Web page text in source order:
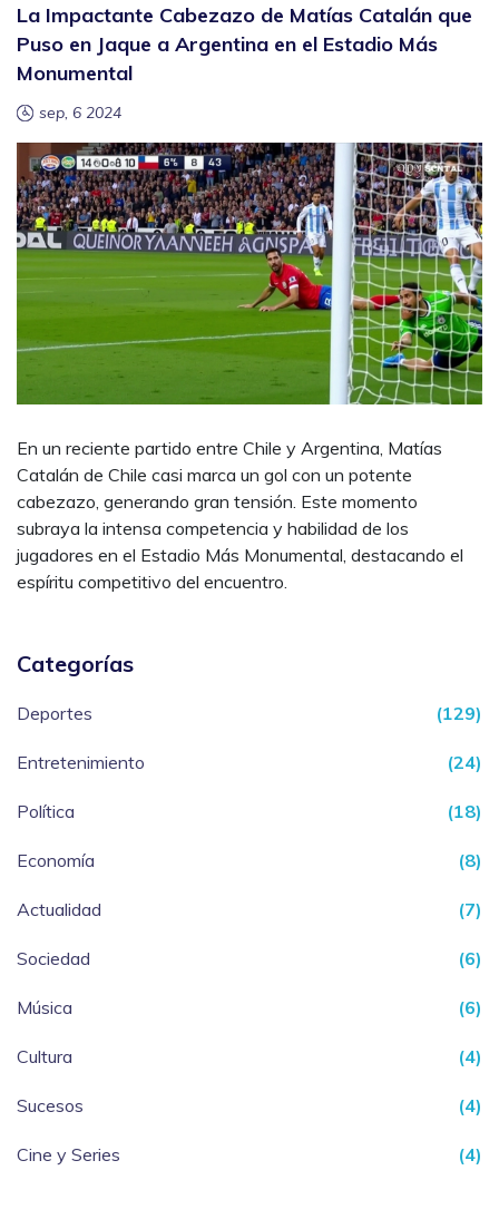
La Impactante Cabezazo de Matías Catalán que
Puso en Jaque a Argentina en el Estadio Más
Monumental
sep, 6 2024
En un reciente partido entre Chile y Argentina, Matías
Catalán de Chile casi marca un gol con un potente
cabezazo, generando gran tensión. Este momento
subraya la intensa competencia y habilidad de los
jugadores en el Estadio Más Monumental, destacando el
espíritu competitivo del encuentro.
Categorías
Deportes (129)
Entretenimiento (24)
Política (18)
Economía (8)
Actualidad (7)
Sociedad (6)
Música (6)
Cultura (4)
Sucesos (4)
Cine y Series (4)